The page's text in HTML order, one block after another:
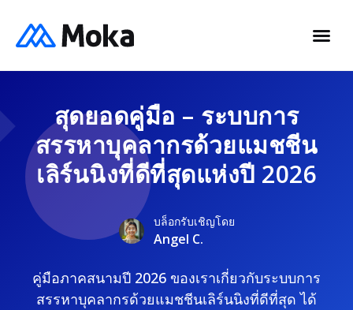
สุดยอดคู่มือ – ระบบการ
สรรหาบุคลากรด้วยแมชชีน
เลิร์นนิงที่ดีที่สุดแห่งปี 2026
บล็อกรับเชิญโดย
Angel C.
คู่มือภาคสนามปี 2026 ของเราเกี่ยวกับระบบการ
สรรหาบุคลากรด้วยแมชชีนเลิร์นนิงที่ดีที่สุด ได้